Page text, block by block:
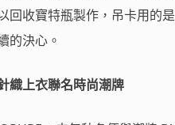
回收寶特瓶製作，吊卡用的
的決心。
織上衣聯名時尚潮牌